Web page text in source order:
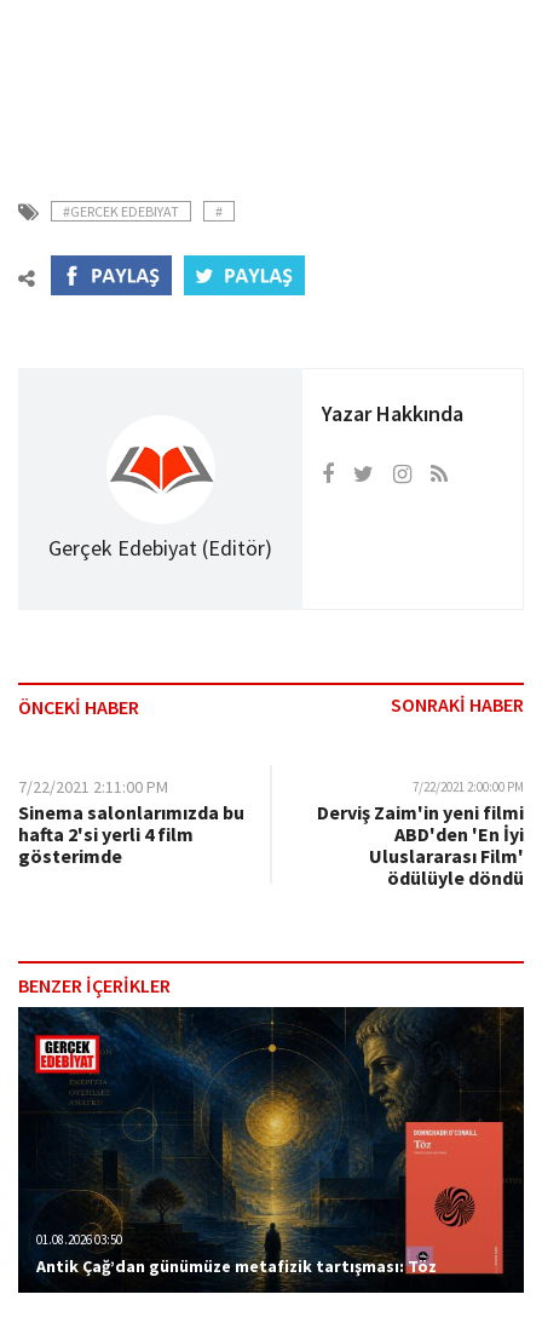
#GERCEK EDEBIYAT #
Gerçek Edebiyat (Editör)
Yazar Hakkında
ÖNCEKİ HABER SONRAKİ HABER
7/22/2021 2:11:00 PM
Sinema salonlarımızda bu
hafta 2'si yerli 4 film
gösterimde
7/22/2021 2:00:00 PM
Derviş Zaim'in yeni filmi
ABD'den 'En İyi
Uluslararası Film'
ödülüyle döndü
BENZER İÇERİKLER
01.08.2026 03:50
Antik Çağ’dan günümüze metafizik tartışması: Töz